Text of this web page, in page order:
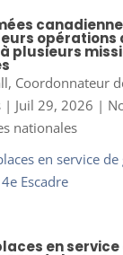
opérations
plusieurs
Coordonnateur
| Juil 29, 2026 |
nationales
en